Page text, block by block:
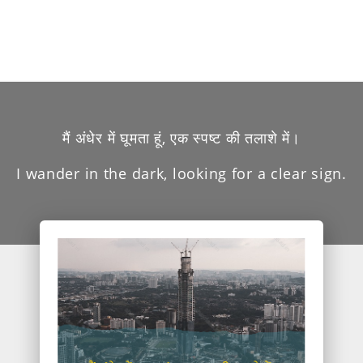
मैं अंधेर में घूमता हूं, एक स्पष्ट की तलाशे में।
I wander in the dark, looking for a clear sign.